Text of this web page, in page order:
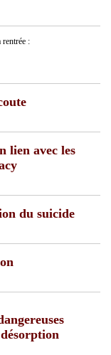
rentrée :
lien avec les
du suicide